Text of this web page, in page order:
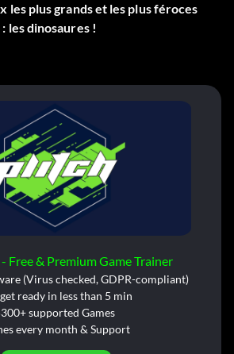
les plus grands et les plus féroces
les dinosaures !
Free & Premium Game Trainer
(Virus checked, GDPR-compliant)
ready in less than 5 min
supported Games
every month & Support